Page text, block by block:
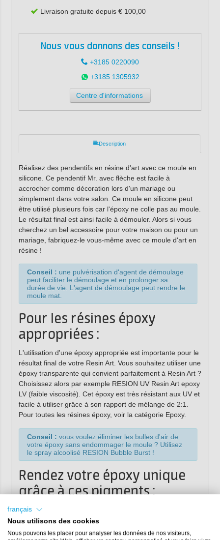
Livraison gratuite depuis € 100,00
Nous vous donnons des conseils !
+3185 0220090
+3185 1305932
Centre d'informations
Description
Réalisez des pendentifs en résine d'art avec ce moule en
silicone. Ce pendentif Mr. avec flèche est facile à
accrocher comme décoration lors d'un mariage ou
simplement dans votre salon. Ce moule en silicone peut
être utilisé plusieurs fois car l'époxy ne colle pas au moule.
Le résultat final est ainsi facile à démouler. Alors si vous
cherchez un bel accessoire pour votre maison ou pour un
mariage, fabriquez-le vous-même avec ce moule d'art en
résine !
Conseil : une pulvérisation d'agent de démoulage
peut faciliter le démoulage et en prolonger sa
durée de vie. L'agent de démoulage peut rendre le
moule mat.
Pour les résines époxy
appropriées :
L'utilisation d'une époxy appropriée est importante pour le
résultat final de votre Resin Art. Vous souhaitez utiliser une
époxy transparente qui convient parfaitement à Resin Art ?
Choisissez alors par exemple RESION UV Resin Art epoxy
LV (faible viscosité). Cet époxy est très résistant aux UV et
facile à utiliser grâce à son rapport de mélange de 2:1.
Pour toutes les résines époxy, voir la catégorie Epoxy.
Conseil : vous voulez éliminer les bulles d'air de
votre époxy sans endommager le moule ? Utilisez
le spray alcoolisé RESION Bubble Burst !
Rendez votre époxy unique
grâce à ces pigments :
Les pigments peuvent être utilisés pour réaliser votre
pendentif comme vous le souhaitez. Par exemple, donnez
à votre époxy un bel et luxueux aspect métallique avec
français
Nous utilisons des cookies
Nous pouvons les placer pour analyser les données de nos visiteurs,